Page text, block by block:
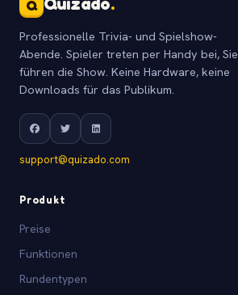
Q
Professionelle Trivia- und Spielshow-
Abende. Spieler treten per Handy bei, Sie
führen die Show. Keine Hardware, keine
Downloads für das Publikum.
support@quizado.com
Produkt
Preise
Funktionen
Rundentypen